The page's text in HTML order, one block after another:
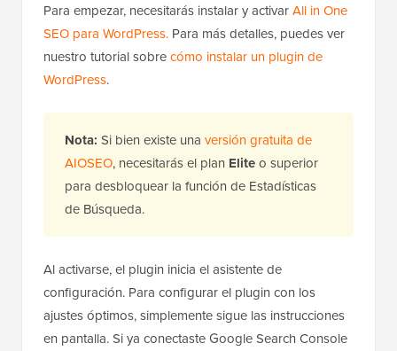
Para empezar, necesitarás instalar y activarAll in One
SEO para WordPress. Para más detalles, puedes ver
nuestro tutorial sobrecómo instalar un plugin de
WordPress.
Nota: Si bien existe una versión gratuita de
AIOSEO, necesitarás el plan Eliteo superior
para desbloquear la función de Estadísticas
de Búsqueda.
Al activarse, el plugin inicia el asistente de
configuración. Para configurar el plugin con los
ajustes óptimos, simplemente sigue las instrucciones
en pantalla. Si ya conectaste Google Search Console